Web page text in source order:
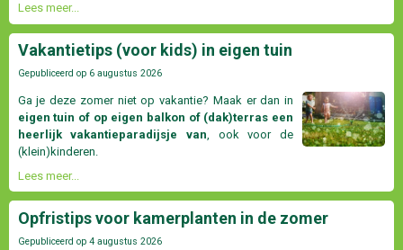
Lees meer...
Vakantietips (voor kids) in eigen tuin
Gepubliceerd op 6 augustus 2026
Ga je deze zomer niet op vakantie? Maak er dan in
eigen tuin of op eigen balkon of (dak)terras een
heerlijk vakantieparadijsje van , ook voor de
(klein)kinderen.
Lees meer...
Opfristips voor kamerplanten in de zomer
Gepubliceerd op 4 augustus 2026